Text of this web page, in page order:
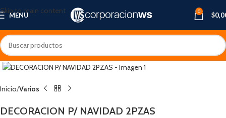
Skip to main content
MENU 0 $
Inicio Varios
DECORACION P/ NAVIDAD 2PZAS